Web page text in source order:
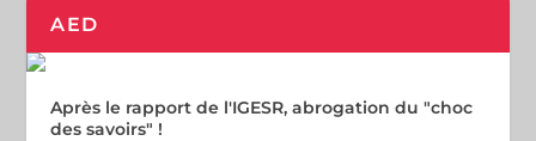
AED
Après le rapport de l'IGESR, abrogation du "choc
des savoirs" !